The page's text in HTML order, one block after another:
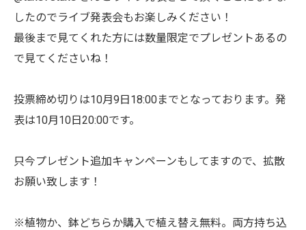
したのでライブ発表会もお楽しみください！
最後まで見てくれた方には数量限定でプレゼントあるの
で見てくださいね！
投票締め切りは10月9日18:00までとなっております。発
表は10月10日20:00です。
只今プレゼント追加キャンペーンもしてますので、拡散
お願い致します！
※植物か、鉢どちらか購入で植え替え無料。両方持ち込